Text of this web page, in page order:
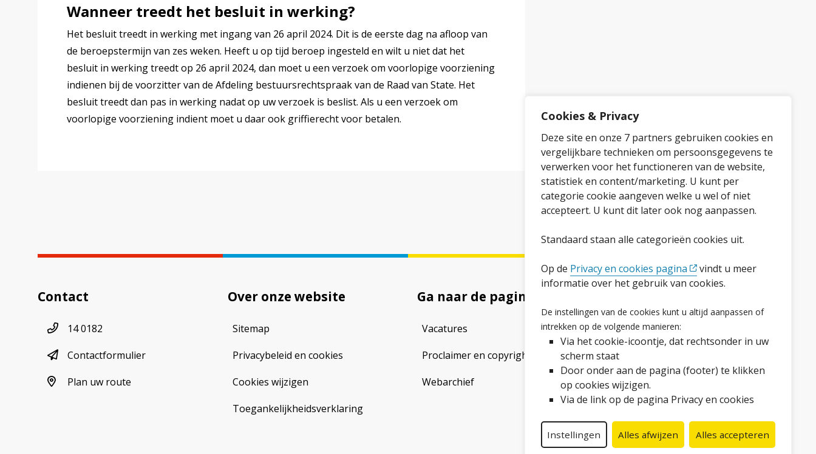
Cookies & Privacy
Deze site en onze 7 partners gebruiken cookies en
vergelijkbare technieken om persoonsgegevens te
verwerken voor het functioneren van de website,
statistiek en content/marketing. U kunt per
categorie cookie aangeven welke u wel of niet
accepteert. U kunt dit later ook nog aanpassen.
Standaard staan alle categorieën cookies uit.
Op de Privacy en cookies pagina
vindt u meer
informatie over het gebruik van cookies.
De instellingen van de cookies kunt u altijd aanpassen of
intrekken op de volgende manieren:
Via het cookie-icoontje, dat rechtsonder in uw
scherm staat
Door onder aan de pagina (footer) te klikken
op cookies wijzigen.
Via de link op de pagina Privacy en cookies
Instellingen Alles afwijzen Alles accepteren
Wanneer treedt het besluit in werking?
Het besluit treedt in werking met ingang van 26 april 2024. Dit is de eerste dag na afloop van
de beroepstermijn van zes weken. Heeft u op tijd beroep ingesteld en wilt u niet dat het
besluit in werking treedt op 26 april 2024, dan moet u een verzoek om voorlopige voorziening
indienen bij de voorzitter van de Afdeling bestuursrechtspraak van de Raad van State. Het
besluit treedt dan pas in werking nadat op uw verzoek is beslist. Als u een verzoek om
voorlopige voorziening indient moet u daar ook griffierecht voor betalen.
Contact
Telefoonnummer
14 0182
contactformulier
Contactformulier
plan uw route
Plan uw route
Over onze website
Sitemap
Privacybeleid en cookies
Cookies wijzigen
Toegankelijkheidsverklaring
Ga naar de pagina
Vacatures
Proclaimer en copyright
Webarchief
Facebook
LinkedInInstagram